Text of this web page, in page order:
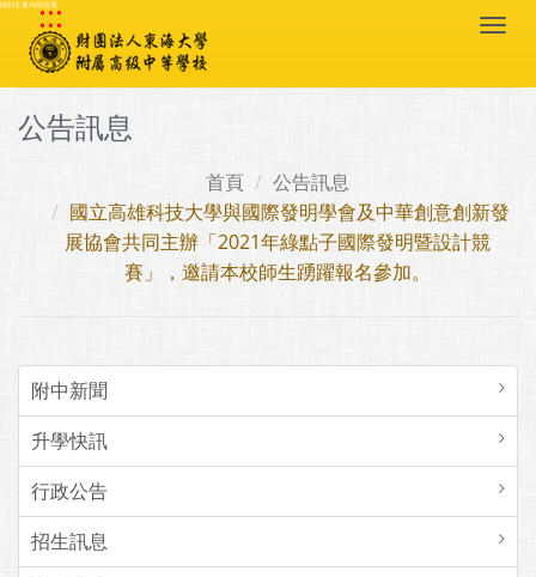
跳到主要內容區塊
:::
公告訊息
首頁
公告訊息
國立高雄科技大學與國際發明學會及中華創意創新發
展協會共同主辦「2021年綠點子國際發明暨設計競
賽」，邀請本校師生踴躍報名參加。
附中新聞
升學快訊
行政公告
招生訊息